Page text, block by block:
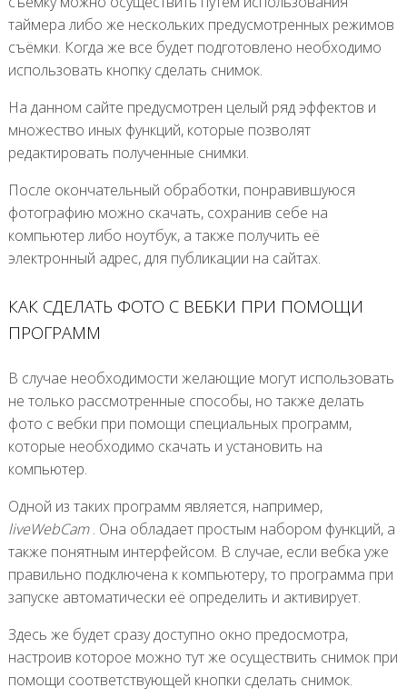
таймера либо же нескольких предусмотренных режимов
съёмки. Когда же все будет подготовлено необходимо
использовать кнопку cделать снимок.
На данном сайте предусмотрен целый ряд эффектов и
множество иных функций, которые позволят
редактировать полученные снимки.
После окончательный обработки, понравившуюся
фотографию можно скачать, сохранив себе на
компьютер либо ноутбук, а также получить её
электронный адрес, для публикации на сайтах.
КАК СДЕЛАТЬ ФОТО С ВЕБКИ ПРИ ПОМОЩИ
ПРОГРАММ
В случае необходимости желающие могут использовать
не только рассмотренные способы, но также делать
фото с вебки при помощи специальных программ,
которые необходимо скачать и установить на
компьютер.
Одной из таких программ является, например,
liveWebCam. Она обладает простым набором функций, а
также понятным интерфейсом. В случае, если вебка уже
правильно подключена к компьютеру, то программа при
запуске автоматически её определить и активирует.
Здесь же будет сразу доступно окно предосмотра,
настроив которое можно тут же осуществить снимок при
помощи соответствующей кнопки сделать снимок.